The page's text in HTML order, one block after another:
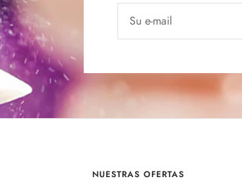
Su e-mail
NUESTRAS OFERTAS